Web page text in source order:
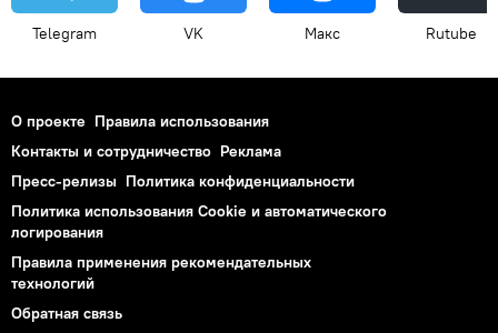
Telegram VK Макс Rutube
О проекте Правила использования
Контакты и сотрудничество Реклама
Пресс-релизы Политика конфиденциальности
Политика использования Cookie и автоматического
логирования
Правила применения рекомендательных
технологий
Обратная связь